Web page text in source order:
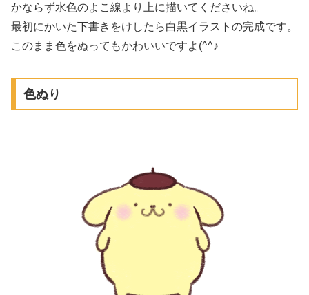
かならず水色のよこ線より上に描いてくださいね。
最初にかいた下書きをけしたら白黒イラストの完成です。
このまま色をぬってもかわいいですよ(^^♪
色ぬり